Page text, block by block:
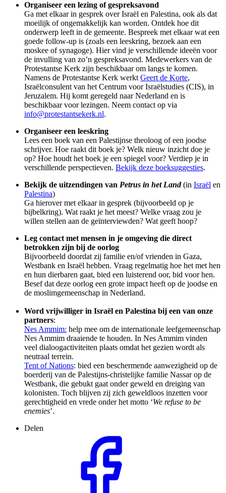
Organiseer een lezing of gespreksavond
Ga met elkaar in gesprek over Israël en Palestina, ook als dat
moeilijk of ongemakkelijk kan worden. Ontdek hoe dit
onderwerp leeft in de gemeente. Bespreek met elkaar wat een
goede follow-up is (zoals een leeskring, bezoek aan een
moskee of synagoge). Hiervind je verschillende ideeën voor
de invulling van zo’n gespreksavond. Medewerkers van de
Protestantse Kerk zijn beschikbaar om langs te komen.
Namens de Protestantse Kerk werkt Geert de Korte,
Israëlconsulent van het Centrum voor Israëlstudies (CIS), in
Jeruzalem. Hij komt geregeld naar Nederland en is
beschikbaar voor lezingen. Neem contact op via
info@protestantsekerk.nl.
Organiseer een leeskring
Lees een boek van een Palestijnse theoloog of een joodse
schrijver. Hoe raakt dit boek je? Welk nieuw inzicht doe je
op? Hoe houdt het boek je een spiegel voor? Verdiep je in
verschillende perspectieven. Bekijk deze boeksuggesties.
Bekijk de uitzendingen van Petrus in het Land(in Israël en
Palestina)
Ga hierover met elkaar in gesprek (bijvoorbeeld op je
bijbelkring). Wat raakt je het meest? Welke vraag zou je
willen stellen aan de geïnterviewden? Wat geeft hoop?
Leg contact met mensen in je omgeving die direct
betrokken zijn bij de oorlog
Bijvoorbeeld doordat zij familie en/of vrienden in Gaza,
Westbank en Israël hebben. Vraag regelmatig hoe het met hen
en hun dierbaren gaat, bied een luisterend oor, bid voor hen.
Besef dat deze oorlog een grote impact heeft op de joodse en
de moslimgemeenschap in Nederland.
Word vrijwilliger in Israël en Palestina bij een van onze
partners:
Nes Ammim: help mee om de internationale leefgemeenschap
Nes Ammim draaiende te houden. In Nes Ammim vinden
veel dialoogactiviteiten plaats omdat het gezien wordt als
neutraal terrein.
Tent of Nations: bied een beschermende aanwezigheid op de
boerderij van de Palestijns-christelijke familie Nassar op de
Westbank, die gebukt gaat onder geweld en dreiging van
kolonisten. Toch blijven zij zich geweldloos inzetten voor
gerechtigheid en vrede onder het motto ‘We refuse to be
enemies’.
Delen